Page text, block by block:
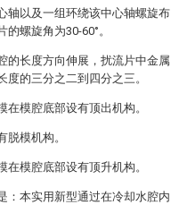
轴以及一组环绕该中心轴螺旋布
螺旋角为30-60°。
的长度方向伸展，扰流片中金属
的三分之二到四分之三。
在模腔底部设有顶出机构。
脱模机构。
在模腔底部设有顶升机构。
：本实用新型通过在冷却水腔内